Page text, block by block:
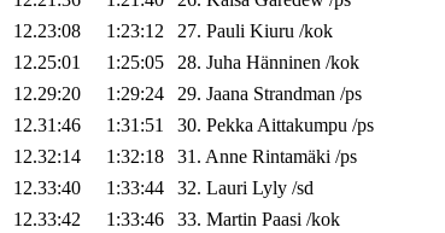
12.23:08
1:23:12 27. Pauli Kiuru /kok
12.25:01
1:25:05 28. Juha Hänninen /kok
12.29:20
1:29:24 29. Jaana Strandman /ps
12.31:46
1:31:51 30. PekkaAittakumpu /ps
12.32:14
1:32:18 31. Anne Rintamäki /ps
12.33:40
1:33:44 32. Lauri Lyly /sd
12.33:42
1:33:46 33. Martin Paasi /kok